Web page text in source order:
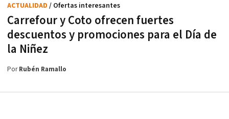
Carrefour y Coto ofrecen fuertes
descuentos y promociones para el Día de
la Niñez
ACTUALIDAD / Ofertas interesantes
PorRubén Ramallo